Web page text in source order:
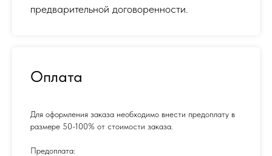
предварительной договоренности.
Оплата
Для оформления заказа необходимо внести предоплату в
размере 50-100% от стоимости заказа.
Предоплата: